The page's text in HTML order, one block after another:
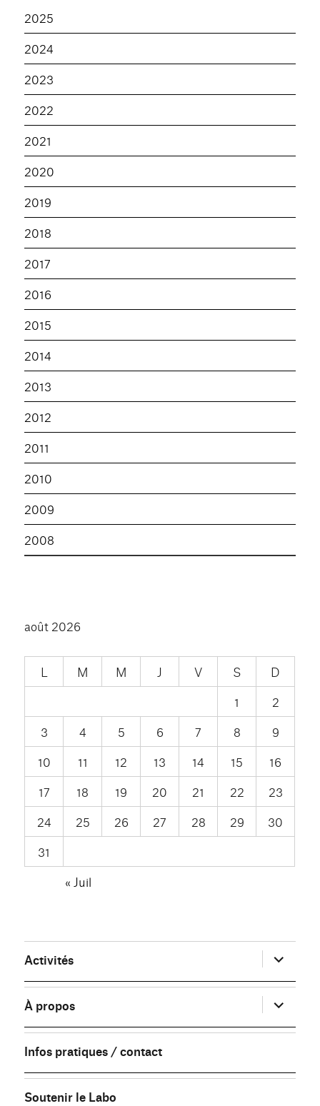
2025
2024
2023
2022
2021
2020
2019
2018
2017
2016
2015
2014
2013
2012
2011
2010
2009
2008
août 2026
L M M J V S
D
1
2
3
4 5 6 7 8
9
10
11 12 13 14 15
16
17
18 19 20 21 22
23
24
25 26 27 28 29
30
31
« Juil
Activités ouvrir
le
sous-
menu
À propos
ouvrir
le
sous-
menu
Infos pratiques / contact
Soutenir le Labo